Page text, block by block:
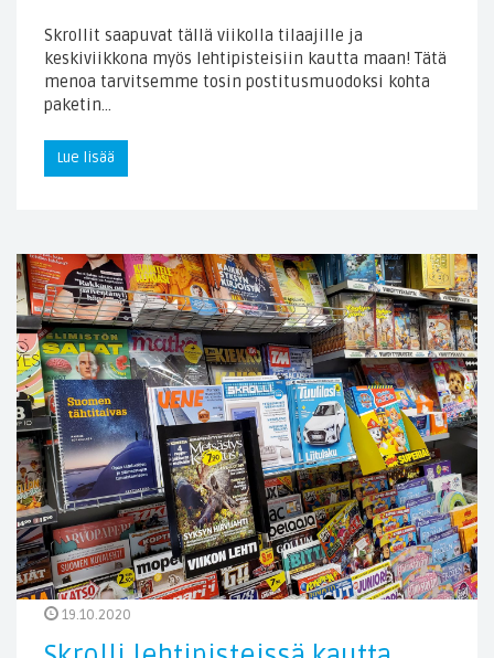
Skrollit saapuvat tällä viikolla tilaajille ja
keskiviikkona myös lehtipisteisiin kautta maan! Tätä
menoa tarvitsemme tosin postitusmuodoksi kohta
paketin…
Lue lisää
19.10.2020